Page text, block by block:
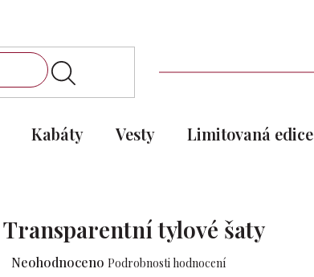
Kabáty Vesty Limitovaná edice
Transparentní tylové šaty
Průměrné
Neohodnoceno Podrobnosti hodnocení